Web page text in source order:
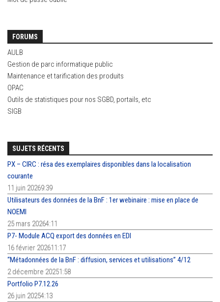
FORUMS
AULB
Gestion de parc informatique public
Maintenance et tarification des produits
OPAC
Outils de statistiques pour nos SGBD, portails, etc
SIGB
SUJETS RÉCENTS
PX – CIRC : résa des exemplaires disponibles dans la localisation
courante
11 juin 20269:39
Utilisateurs des données de la BnF : 1er webinaire : mise en place de
NOEMI
25 mars 20264:11
P7- Module ACQ export des données en EDI
16 février 202611:17
“Métadonnées de la BnF : diffusion, services et utilisations” 4/12
2 décembre 20251:58
Portfolio P7.12.26
26 juin 20254:13